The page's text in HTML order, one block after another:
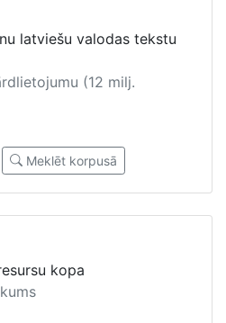
latviešu valodas tekstu
(12 milj.
Meklēt korpusā
kopa